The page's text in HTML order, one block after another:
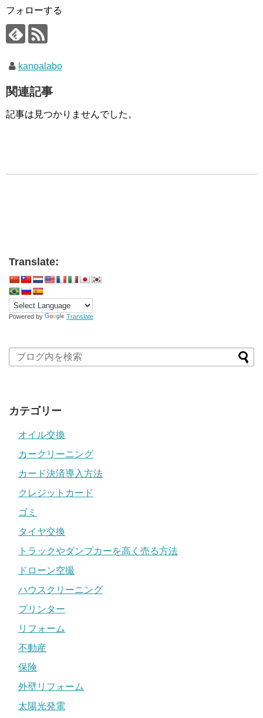
フォローする
kanoalabo
関連記事
記事は見つかりませんでした。
Translate:
Powered by Translate
カテゴリー
オイル交換
カークリーニング
カード決済導入方法
クレジットカード
ゴミ
タイヤ交換
トラックやダンプカーを高く売る方法
ドローン空撮
ハウスクリーニング
プリンター
リフォーム
不動産
保険
外壁リフォーム
太陽光発電